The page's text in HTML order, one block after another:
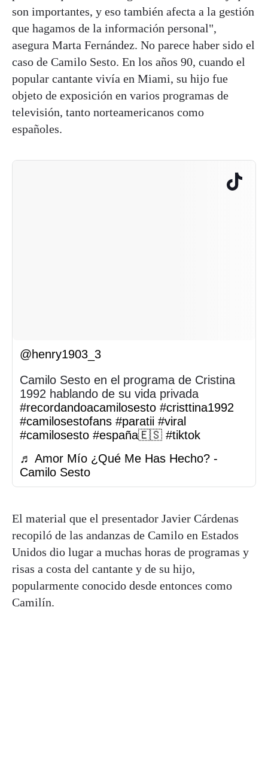
son importantes, y eso también afecta a la gestión
que hagamos de la información personal",
asegura Marta Fernández. No parece haber sido el
caso de Camilo Sesto. En los años 90, cuando el
popular cantante vivía en Miami, su hijo fue
objeto de exposición en varios programas de
televisión, tanto norteamericanos como
españoles.
@henry1903_3
Camilo Sesto en el programa de Cristina
1992 hablando de su vida privada
#recordandoacamilosesto #cristtina1992
#camilosestofans #paratii #viral
#camilosesto #españa🇪🇸 #tiktok
♬ Amor Mío ¿Qué Me Has Hecho? -
Camilo Sesto
El material que el presentador Javier Cárdenas
recopiló de las andanzas de Camilo en Estados
Unidos dio lugar a muchas horas de programas y
risas a costa del cantante y de su hijo,
popularmente conocido desde entonces como
Camilín.